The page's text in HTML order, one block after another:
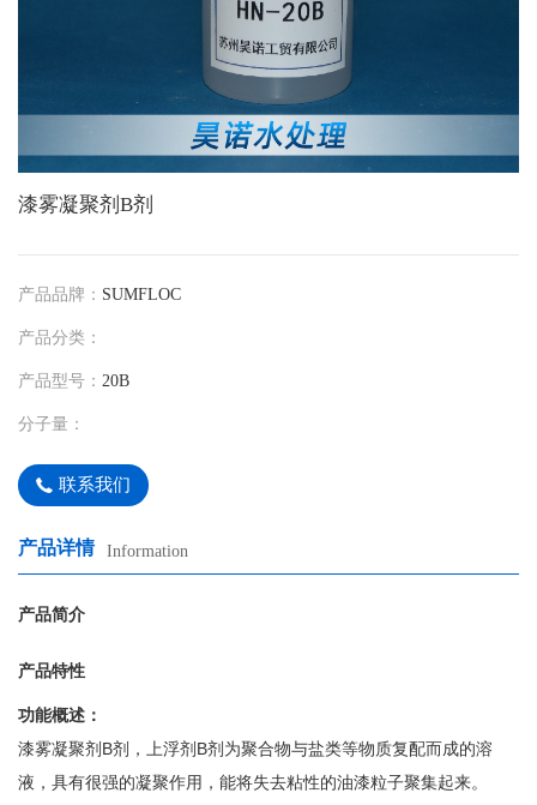
漆雾凝聚剂B剂
产品品牌： SUMFLOC
产品分类：
产品型号： 20B
分子量：
联系我们
产品详情 Information
产品简介
产品特性
功能概述：
漆雾凝聚剂B剂，上浮剂B剂为聚合物与盐类等物质复配而成的溶
液，具有很强的凝聚作用，能将失去粘性的油漆粒子聚集起来。